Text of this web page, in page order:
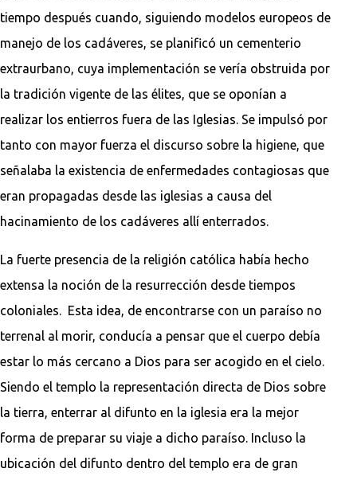
tiempo después cuando, siguiendo modelos europeos de
manejo de los cadáveres, se planificó un cementerio
extraurbano, cuya implementación se vería obstruida por
la tradición vigente de las élites, que se oponían a
realizar los entierros fuera de las Iglesias. Se impulsó por
tanto con mayor fuerza el discurso sobre la higiene, que
señalaba la existencia de enfermedades contagiosas que
eran propagadas desde las iglesias a causa del
hacinamiento de los cadáveres allí enterrados.
La fuerte presencia de la religión católica había hecho
extensa la noción de la resurrección desde tiempos
coloniales. Esta idea, de encontrarse con un paraíso no
terrenal al morir, conducía a pensar que el cuerpo debía
estar lo más cercano a Dios para ser acogido en el cielo.
Siendo el templo la representación directa de Dios sobre
la tierra, enterrar al difunto en la iglesia era la mejor
forma de preparar su viaje a dicho paraíso. Incluso la
ubicación del difunto dentro del templo era de gran